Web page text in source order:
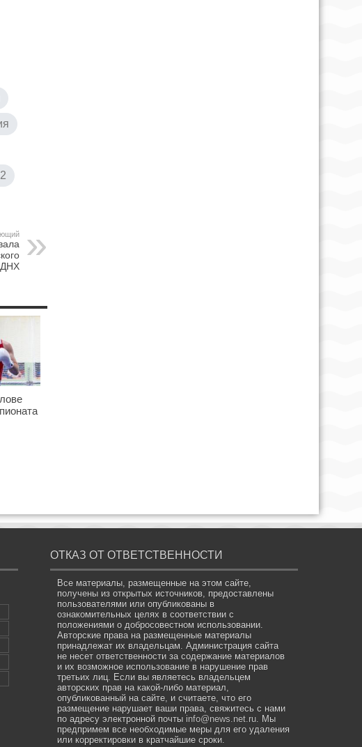
ОТКАЗ ОТ ОТВЕТСТВЕННОСТИ
Все материалы, размещенные на этом сайте,
получены из открытых источников, предоставлены
пользователями или опубликованы в
ознакомительных целях в соответствии с
положениями о добросовестном использовании.
Авторские права на размещенные материалы
принадлежат их владельцам. Администрация сайта
не несет ответственности за содержание материалов
и их возможное использование в нарушение прав
третьих лиц. Если вы являетесь владельцем
авторских прав на какой-либо материал,
опубликованный на сайте, и считаете, что его
размещение нарушает ваши права, свяжитесь с нами
по адресу электронной почты info@news.net.ru. Мы
предпримем все необходимые меры для его удаления
или корректировки в кратчайшие сроки.